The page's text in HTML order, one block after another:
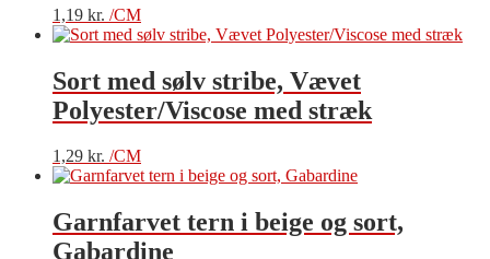
1,19 kr. /CM
Sort med sølv stribe, Vævet
Polyester/Viscose med stræk
1,29 kr. /CM
Garnfarvet tern i beige og sort,
Gabardine